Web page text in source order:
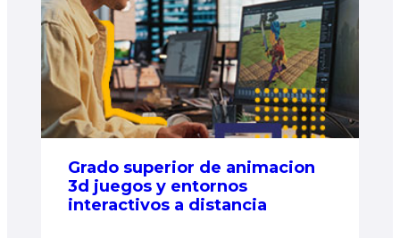
Grado superior de animacion
3d juegos y entornos
interactivos a distancia